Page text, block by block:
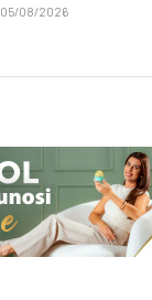
05/08/2026